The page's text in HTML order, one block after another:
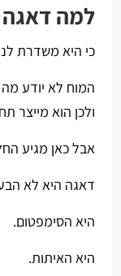
למה דאגה
כי היא משדרת
המוח לא יודע מה
ולכן הוא מייצר
אבל כאן מגיע
דאגה היא לא
היא הסימפטום.
היא האיתות.